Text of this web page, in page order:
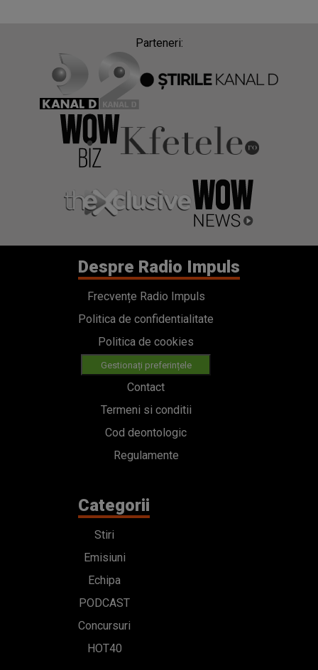
Parteneri:
Despre Radio Impuls
Frecvențe Radio Impuls
Politica de confidentialitate
Politica de cookies
Gestionați preferințele
Contact
Termeni si conditii
Cod deontologic
Regulamente
Categorii
Stiri
Emisiuni
Echipa
PODCAST
Concursuri
HOT40